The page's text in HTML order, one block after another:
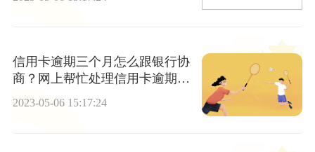
信用卡逾期三个月怎么跟银行协
商？网上帮忙处理信用卡逾期的
靠谱不? 当前快看
2023-05-06 15:17:24